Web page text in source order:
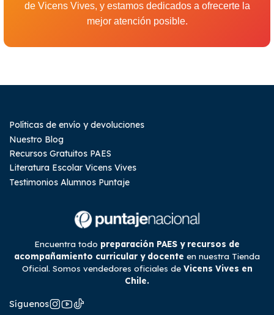
de Vicens Vives, y estamos dedicados a ofrecerte la
mejor atención posible.
Políticas de envío y devoluciones
Nuestro Blog
Recursos Gratuitos PAES
Literatura Escolar Vicens Vives
Testimonios Alumnos Puntaje
Encuentra todo preparación PAES y recursos de
acompañamiento curricular y docente en nuestra Tienda
Oficial. Somos vendedores oficiales de Vicens Vives en
Chile.
Síguenos